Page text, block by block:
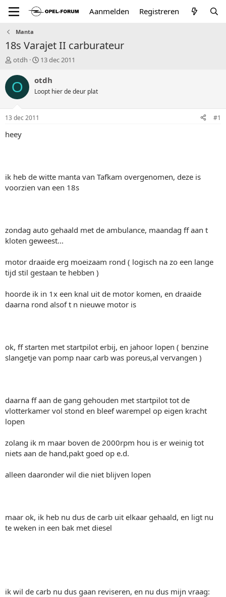
Aanmelden Registreren
Manta
18s Varajet II carburateur
T
p
i
a
r
otdh
S
a
t
13 dec 2011
O otdh
Loopt hier de deur plat
13 dec 2011 #1
heey
ik heb de witte manta van Tafkam overgenomen, deze is
voorzien van een 18s
zondag auto gehaald met de ambulance, maandag ff aan t
kloten geweest...
motor draaide erg moeizaam rond ( logisch na zo een lange
tijd stil gestaan te hebben )
hoorde ik in 1x een knal uit de motor komen, en draaide
daarna rond alsof t n nieuwe motor is
ok, ff starten met startpilot erbij, en jahoor lopen ( benzine
slangetje van pomp naar carb was poreus,al vervangen )
daarna ff aan de gang gehouden met startpilot tot de
vlotterkamer vol stond en bleef warempel op eigen kracht
lopen
zolang ik m maar boven de 2000rpm hou is er weinig tot
niets aan de hand,pakt goed op e.d.
alleen daaronder wil die niet blijven lopen
maar ok, ik heb nu dus de carb uit elkaar gehaald, en ligt nu
te weken in een bak met diesel
ik wil de carb nu dus gaan reviseren, en nu dus mijn vraag: